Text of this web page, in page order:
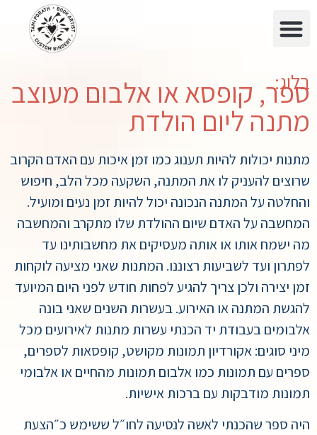
בלוג:
ספר, קופסא או אלבום מעוצב
מתנה ליום הולדת
מתנות יכולות להיות תענוג כמו זמן איכות עם האדם הקרוב
שרוצים להעניק לו את המתנה, השקעה מכל הלב, חיפוש
והחלטה על המתנה הנכונה יכול להיות זמן נעים ומועיל.
המחשבה על האדם שיום ההולדת שלו מתקרב והמחשבה
מה ישמח אותו או אותה מעסיקים את מחשבותינו עד
לפתרון ועד לשביעות רצוננו. המתנות שאני מציעה לוקחות
זמן יצירה ולכן צריך להגיע לפחות חודש לפני היום המיועד
להגשת המתנה או האירוע. בעשרות השנים שאני בונה
אלבומים בעבודת יד הכנתי עשרות מתנות לאירועים מכל
מיני סוגים: אקורדיון תמונות מקושט, קופסאות לספרים,
ספרים עם תמונות כמו אלבום תמונות מהחיים או אלבומי
תמונות מודבקות עם ברכות אישיות.
היה ספר שהכנתי לאשה לנסיעה לחו״ל ששימש כ״הצעת